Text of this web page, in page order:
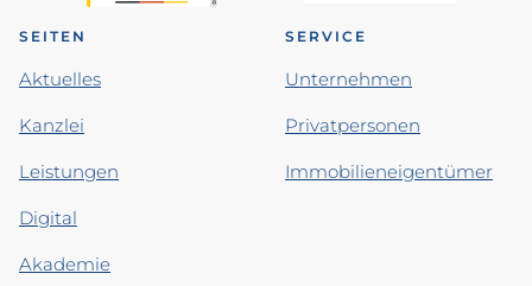
SEITEN
Aktuelles
Kanzlei
Leistungen
Digital
Akademie
SERVICE
Unternehmen
Privatpersonen
Immobilieneigentümer